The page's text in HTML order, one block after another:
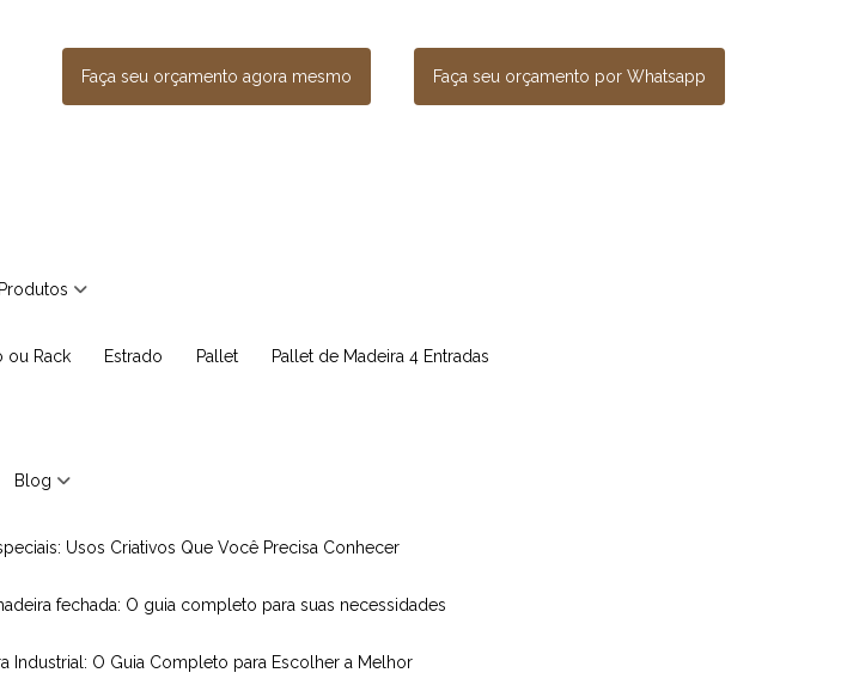
Faça seu orçamento agora mesmo Faça seu orçamento por Whatsapp
Produtos
ou Rack Estrado Pallet Pallet de Madeira 4 Entradas
Blog
Usos Criativos Que Você Precisa Conhecer
fechada: O guia completo para suas necessidades
Industrial: O Guia Completo para Escolher a Melhor